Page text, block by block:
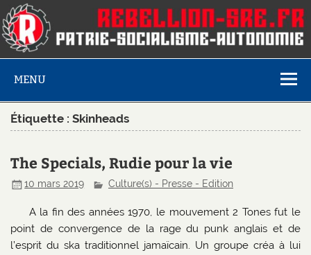
MENU
Étiquette :Skinheads
The Specials, Rudie pour la vie
10 mars 2019 Culture(s) - Presse - Edition
A la fin des années 1970, le mouvement 2 Tones fut le
point de convergence de la rage du punk anglais et de
l’esprit du ska traditionnel jamaïcain. Un groupe créa à lui